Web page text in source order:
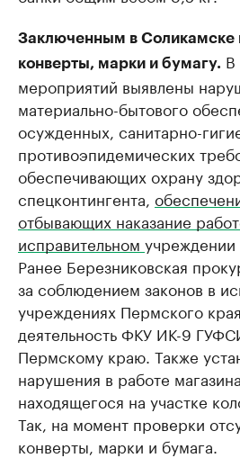
Заключенным в Соликамске
конверты, марки и бумагу. В
мероприятий выявлены
материально-бытового
осужденных, санитарно-
противоэпидемических
обеспечивающих охрану
спецконтингента,
отбывающих наказание
исправительном учреждении
Ранее Березниковская
за соблюдением законов в
учреждениях Пермского
деятельность ФКУ ИК-9
Пермскому краю. Также
нарушения в работе
находящегося на участке
Так, на момент проверки
конверты, марки и бумага.